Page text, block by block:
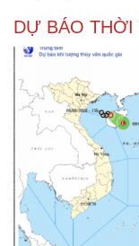
DỰ BÁO THỜI